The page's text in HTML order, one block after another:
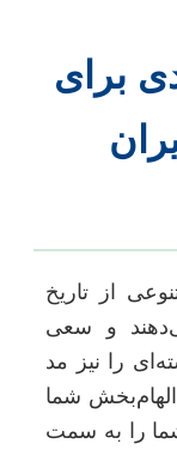
برای
از تاریخ
و سعی
را نیز مد
شما
را به سمت